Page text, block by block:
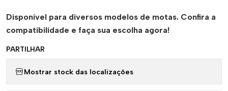
Disponível para diversos modelos de motas. Confira a
compatibilidade e faça sua escolha agora!
PARTILHAR
Mostrar stock das localizações